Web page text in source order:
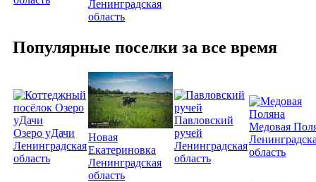
Ленинградская
область
Популярные поселки за все время
Озеро уДачи
Ленинградская
область
Новая
Екатериновка
Ленинградская
область
Павловский
ручей
Ленинградская
область
Медовая
область